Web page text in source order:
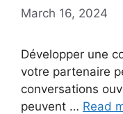
March 16, 2024
Développer une
votre partenaire
conversations
peuvent … Read